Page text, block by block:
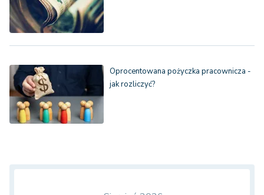
Oprocentowana pożyczka pracownicza -
jak rozliczyć?